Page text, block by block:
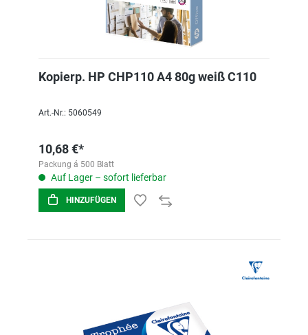
Kopierp. HP CHP110 A4 80g weiß C110
Art.-Nr.: 5060549
10,68 €*
Packung á 500 Blatt
Auf Lager – sofort lieferbar
HINZUFÜGEN